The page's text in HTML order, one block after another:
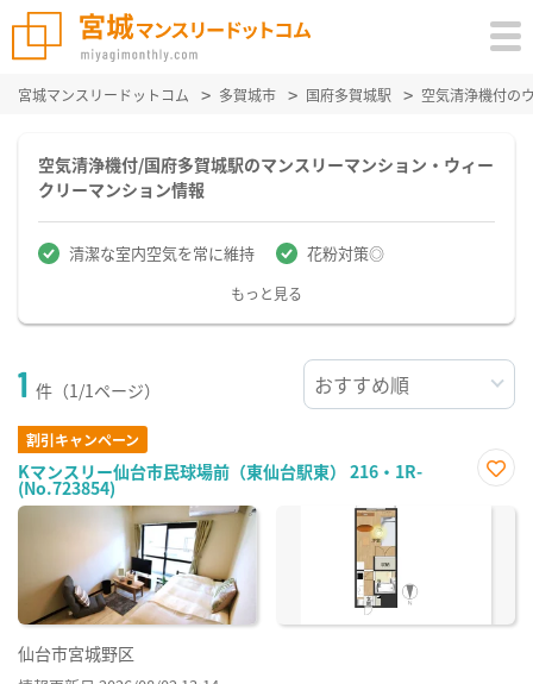
宮城マンスリードットコム 多賀城市 国府多賀城駅 空気清浄機付の
空気清浄機付/国府多賀城駅のマンスリーマンション・ウィー
クリーマンション情報
清潔な室内空気を常に維持 花粉対策◎
もっと見る
1 件（1/1ページ）
割引キャンペーン
Kマンスリー仙台市民球場前（東仙台駅東） 216・1R-
(No.723854)
に入
仙台市宮城野区